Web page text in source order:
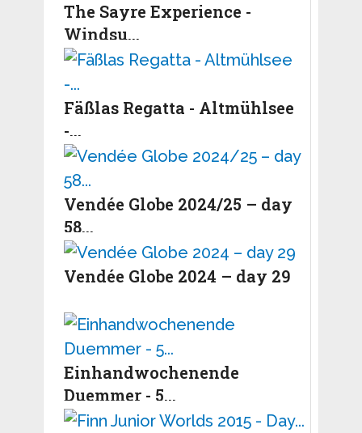
The Sayre Experience -
Windsu...
Fäßlas Regatta - Altmühlsee
-...
Vendée Globe 2024/25 – day
58...
Vendée Globe 2024 – day 29
Einhandwochenende
Duemmer - 5...